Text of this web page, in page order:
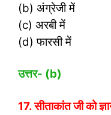
(b) अंग्रेजी में
(c) अरबी में
(d) फारसी में
उत्तर- (b)
17. सीताकांत जी को